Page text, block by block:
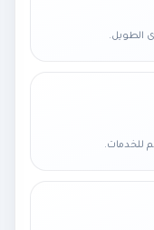
الطويل.
للخدمات.